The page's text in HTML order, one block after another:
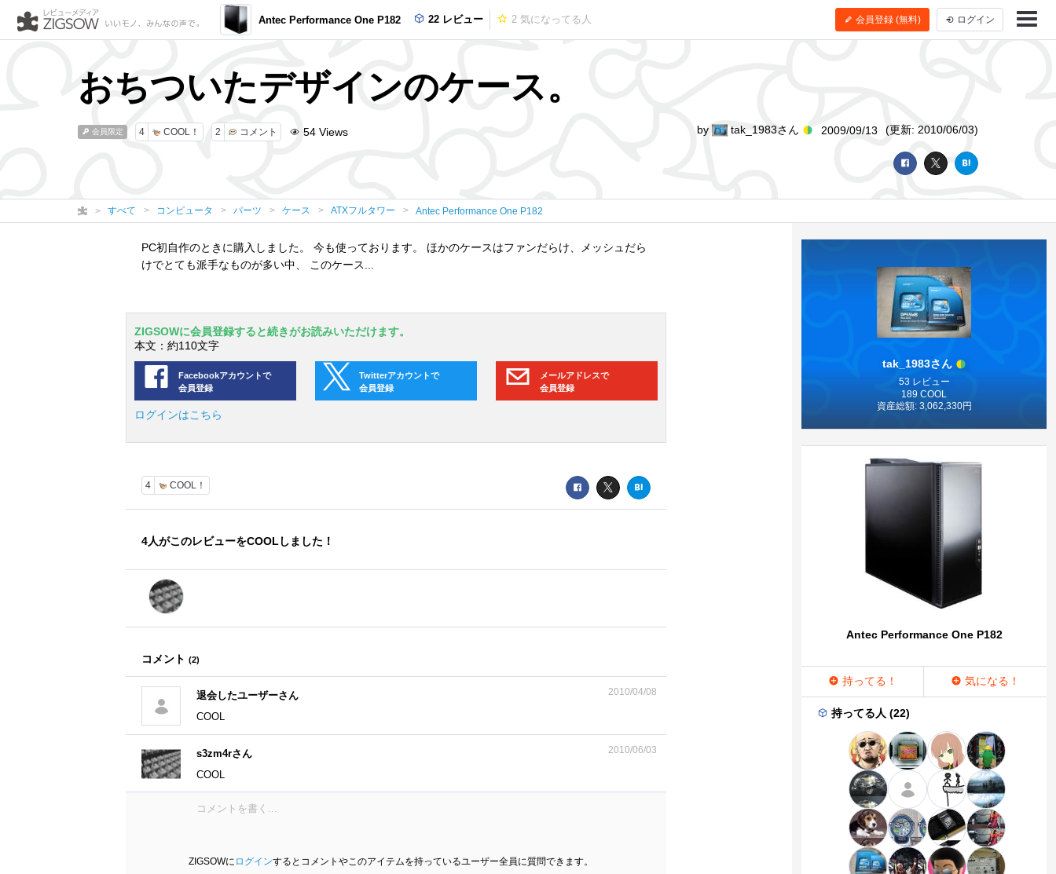
Antec Performance One P182 22 レビュー 2 気になってる人 会員登録 (無料) ログイン
おちついたデザインのケース。
会員限定 4 COOL！ 2 コメント 54 Views by tak_1983さん 2009/09/13 (更新: 2010/06/03)
すべて コンピュータ パーツ ケース ATXフルタワー Antec Performance One P182
PC初自作のときに購入しました。 今も使っております。 ほかのケースはファンだらけ、メッシュだら
けでとても派手なものが多い中、 このケース...
ZIGSOWに会員登録すると続きがお読みいただけます。
本文：約110文字
Facebookアカウントで
会員登録
Twitterアカウントで
会員登録
メールアドレスで
会員登録
ログインはこちら
4 COOL！
4人がこのレビューをCOOLしました！
コメント (2)
退会したユーザーさん 2010/04/08
COOL
s3zm4rさん 2010/06/03
COOL
ZIGSOWに ログインするとコメントやこのアイテムを持っているユーザー全員に質問できます。
tak_1983さん
53 レビュー
189 COOL
資産総額: 3,062,330円
Antec Performance One P182
持ってる！ 気になる！
持ってる人 (22)